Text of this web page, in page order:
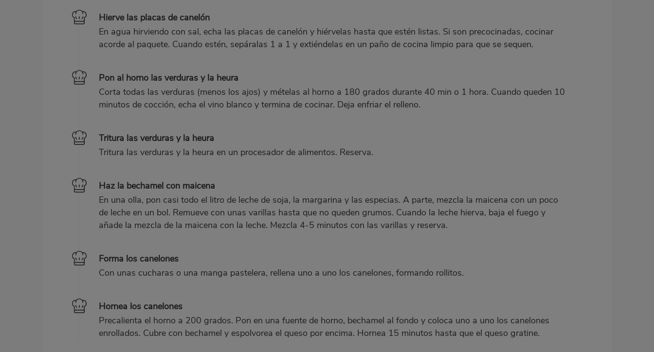
Hierve las placas de canelón
En agua hirviendo con sal, echa las placas de canelón y hiérvelas hasta que estén listas. Si son precocinadas, cocinar
acorde al paquete. Cuando estén, sepáralas 1 a 1 y extiéndelas en un paño de cocina limpio para que se sequen.
Pon al horno las verduras y la heura
Corta todas las verduras (menos los ajos) y mételas al horno a 180 grados durante 40 min o 1 hora. Cuando queden 10
minutos de cocción, echa el vino blanco y termina de cocinar. Deja enfriar el relleno.
Tritura las verduras y la heura
Tritura las verduras y la heura en un procesador de alimentos. Reserva.
Haz la bechamel con maicena
En una olla, pon casi todo el litro de leche de soja, la margarina y las especias. A parte, mezcla la maicena con un poco
de leche en un bol. Remueve con unas varillas hasta que no queden grumos. Cuando la leche hierva, baja el fuego y
añade la mezcla de la maicena con la leche. Mezcla 4-5 minutos con las varillas y reserva.
Forma los canelones
Con unas cucharas o una manga pastelera, rellena uno a uno los canelones, formando rollitos.
Hornea los canelones
Precalienta el horno a 200 grados. Pon en una fuente de horno, bechamel al fondo y coloca uno a uno los canelones
enrollados. Cubre con bechamel y espolvorea el queso por encima. Hornea 15 minutos hasta que el queso gratine.